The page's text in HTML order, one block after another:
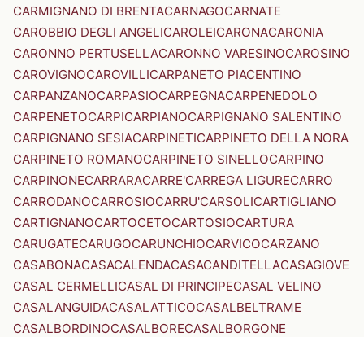
CARMIGNANO DI BRENTACARNAGOCARNATE
CAROBBIO DEGLI ANGELICAROLEICARONACARONIA
CARONNO PERTUSELLACARONNO VARESINOCAROSINO
CAROVIGNOCAROVILLICARPANETO PIACENTINO
CARPANZANOCARPASIOCARPEGNACARPENEDOLO
CARPENETOCARPICARPIANOCARPIGNANO SALENTINO
CARPIGNANO SESIACARPINETICARPINETO DELLA NORA
CARPINETO ROMANOCARPINETO SINELLOCARPINO
CARPINONECARRARACARRE'CARREGA LIGURECARRO
CARRODANOCARROSIOCARRU'CARSOLICARTIGLIANO
CARTIGNANOCARTOCETOCARTOSIOCARTURA
CARUGATECARUGOCARUNCHIOCARVICOCARZANO
CASABONACASACALENDACASACANDITELLACASAGIOVE
CASAL CERMELLICASAL DI PRINCIPECASAL VELINO
CASALANGUIDACASALATTICOCASALBELTRAME
CASALBORDINOCASALBORECASALBORGONE